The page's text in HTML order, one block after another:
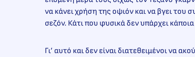
να κάνει χρήση της οψιόν και να βγει του
σεζόν. Κάτι που φυσικά δεν υπάρχει
Γι’ αυτό και δεν είναι διατεθειμένοι να